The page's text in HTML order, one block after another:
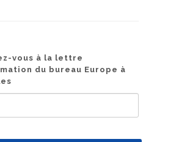
vous à la lettre
du bureau Europe à